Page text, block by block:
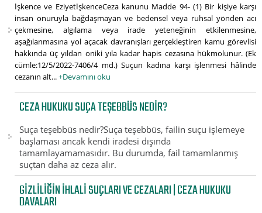
İşkence ve EziyetİşkenceCeza kanunu Madde 94- (1) Bir kişiye karşı
insan onuruyla bağdaşmayan ve bedensel veya ruhsal yönden acı
çekmesine, algılama veya irade yeteneğinin etkilenmesine,
aşağılanmasına yol açacak davranışları gerçekleştiren kamu görevlisi
hakkında üç yıldan oniki yıla kadar hapis cezasına hükmolunur. (Ek
cümle:12/5/2022-7406/4 md.) Suçun kadına karşı işlenmesi hâlinde
cezanın alt...+Devamını oku
CEZA HUKUKU SUÇA TEŞEBBÜS NEDIR?
Suça teşebbüs nedir?Suça teşebbüs, failin suçu işlemeye
başlaması ancak kendi iradesi dışında
tamamlayamamasıdır. Bu durumda, fail tamamlanmış
suçtan daha az ceza alır.
GIZLILIĞIN IHLALI SUÇLARI VE CEZALARI | CEZA HUKUKU
DAVALARI